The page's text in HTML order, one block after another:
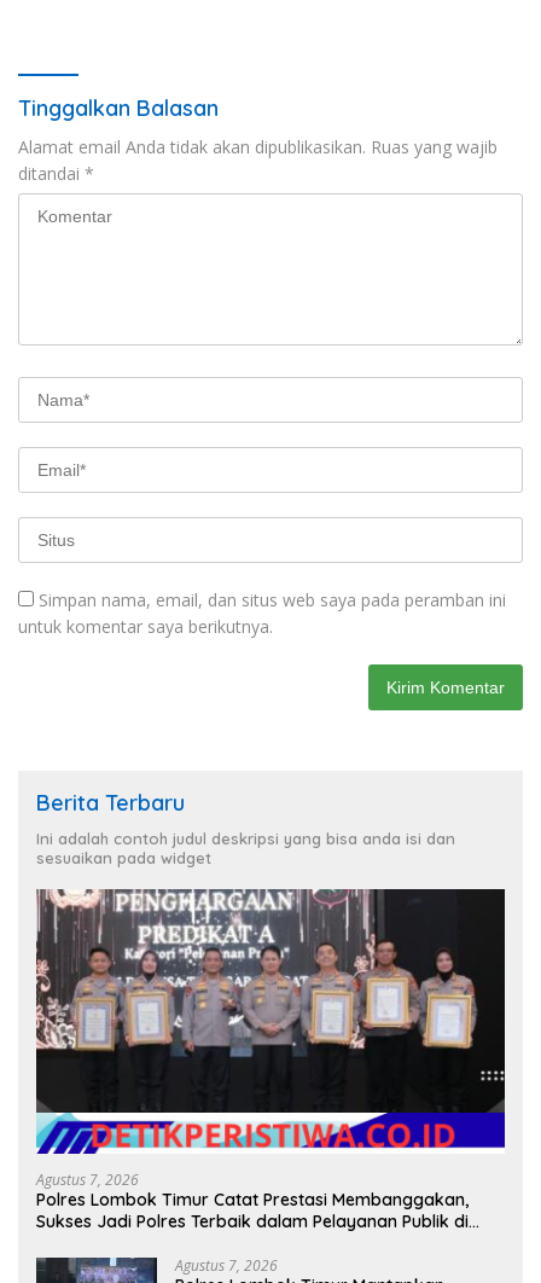
Tinggalkan Balasan
Alamat email Anda tidak akan dipublikasikan. Ruas yang wajib
ditandai *
Simpan nama, email, dan situs web saya pada peramban ini
untuk komentar saya berikutnya.
Berita Terbaru
Ini adalah contoh judul deskripsi yang bisa anda isi dan
sesuaikan pada widget
Agustus 7, 2026
Polres Lombok Timur Catat Prestasi Membanggakan,
Sukses Jadi Polres Terbaik dalam Pelayanan Publik di
Agustus 7, 2026